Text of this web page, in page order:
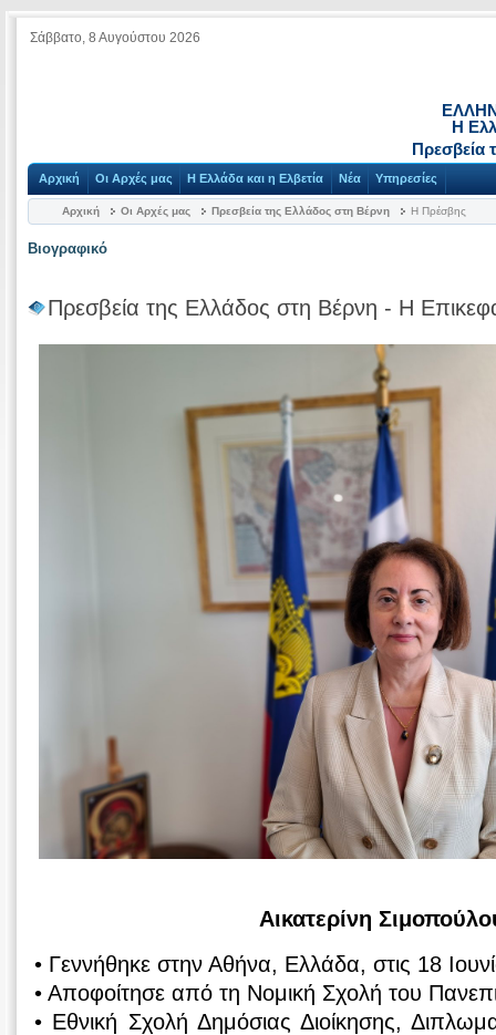
Σάββατο, 8 Αυγούστου 2026
Η
Πρεσβεία
Αρχική Οι Αρχές μας Η Ελλάδα και η Ελβετία Νέα Υπηρεσίες
Αρχική Οι Αρχές μας Πρεσβεία της Ελλάδος στη Βέρνη Η Πρέσβης
Βιογραφικό
Πρεσβεία της Ελλάδος στη Βέρνη - Η
Αικατερίνη
• Γεννήθηκε στην Αθήνα, Ελλάδα, στις 18
• Αποφοίτησε από τη Νομική Σχολή του
• Εθνική Σχολή Δημόσιας Διοίκησης,